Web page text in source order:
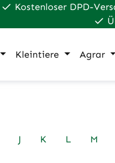
Kostenloser DPD-
Kleintiere Agrar
J K L M